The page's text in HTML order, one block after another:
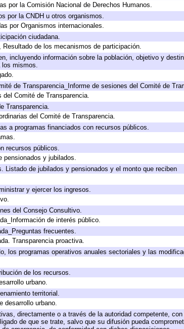
por la Comisión Nacional de Derechos Humanos.
por la CNDH u otros organismos.
por Organismos internacionales.
ciudadana.
de los mecanismos de participación.
incluyendo información sobre la población, objetivo y
los mismos.
de Transparencia_Informe de sesiones del Comité de
Comité de Transparencia.
Transparencia.
del Comité de Transparencia.
a programas financiados con recursos públicos.
recursos públicos.
pensionados y jubilados.
Listado de jubilados y pensionados y el monto que reciben
y ejercer los ingresos.
del Consejo Consultivo.
de interés público.
frecuentes.
Transparencia proactiva.
los programas operativos anuales sectoriales y las
de los recursos.
urbano.
territorial.
desarrollo urbano.
directamente o a través de la autoridad competente,
de que se trate, salvo que su difusión pueda